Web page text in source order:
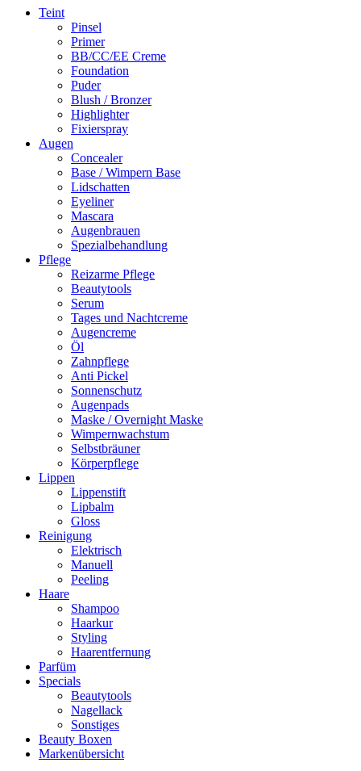
Primäres
Teint
Pinsel
Primer
BB/CC/EE Creme
Foundation
Puder
Blush / Bronzer
Highlighter
Fixierspray
Augen
Concealer
Base / Wimpern Base
Lidschatten
Eyeliner
Mascara
Augenbrauen
Spezialbehandlung
Pflege
Reizarme Pflege
Beautytools
Serum
Tages und Nachtcreme
Augencreme
Öl
Zahnpflege
Anti Pickel
Sonnenschutz
Augenpads
Maske / Overnight Maske
Wimpernwachstum
Selbstbräuner
Körperpflege
Lippen
Lippenstift
Lipbalm
Gloss
Reinigung
Elektrisch
Manuell
Peeling
Haare
Shampoo
Haarkur
Styling
Haarentfernung
Parfüm
Specials
Beautytools
Nagellack
Sonstiges
Beauty Boxen
Markenübersicht